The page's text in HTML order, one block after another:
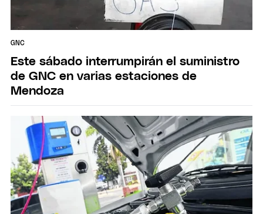
GNC
Este sábado interrumpirán el suministro
de GNC en varias estaciones de
Mendoza